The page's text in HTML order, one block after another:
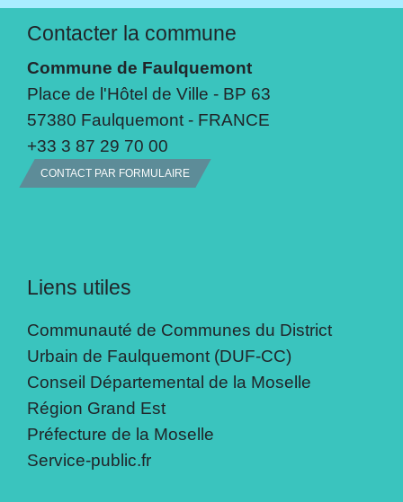
Contacter la commune
Commune de Faulquemont
Place de l'Hôtel de Ville - BP 63
57380 Faulquemont - FRANCE
+33 3 87 29 70 00
CONTACT PAR FORMULAIRE
Liens utiles
Communauté de Communes du District
Urbain de Faulquemont (DUF-CC)
Conseil Départemental de la Moselle
Région Grand Est
Préfecture de la Moselle
Service-public.fr